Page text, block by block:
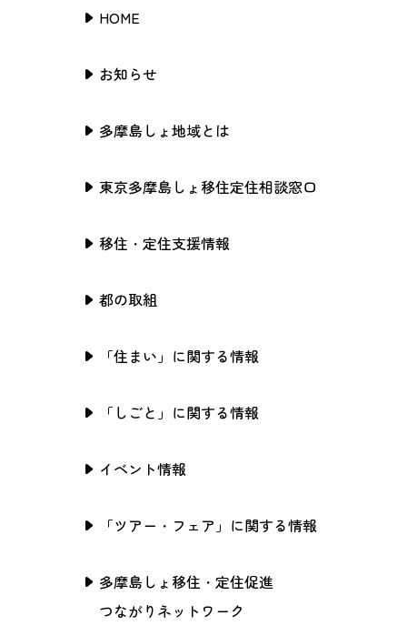
HOME
お知らせ
多摩島しょ地域とは
東京多摩島しょ移住定住相談窓口
移住・定住支援情報
都の取組
「住まい」に関する情報
「しごと」に関する情報
イベント情報
「ツアー・フェア」に関する情報
多摩島しょ移住・定住促進
つながりネットワーク